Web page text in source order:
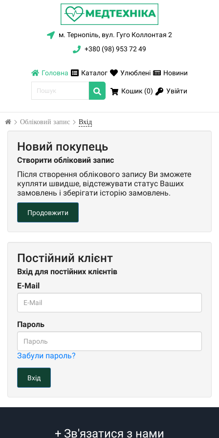
м. Тернопіль, вул. Гуго Коллонтая 2
+380 (98) 953 72 49
Головна Каталог Улюблені Новини
Кошик (0) Увійти
Обліковий запис Вхід
Новий покупець
Створити обліковий запис
Після створення облікового запису Ви зможете
купляти швидше, відстежувати статус Ваших
замовлень і зберігати історію замовлень.
Продовжити
Постійний клієнт
Вхід для постійних клієнтів
E-Mail
Пароль
Забули пароль?
+ Зв'язатися з нами